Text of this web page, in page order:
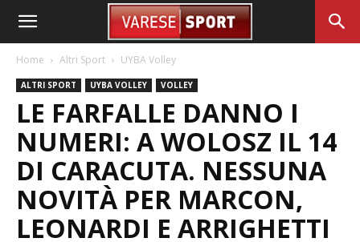
Home Altri Sport UYBA Volley
ALTRI SPORT UYBA VOLLEY VOLLEY
LE FARFALLE DANNO I
NUMERI: A WOLOSZ IL 14
DI CARACUTA. NESSUNA
NOVITÀ PER MARCON,
LEONARDI E ARRIGHETTI